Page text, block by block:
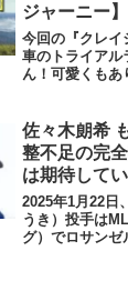
ジャーニー】
今回の『クレイ
車のトライアル
ん！可愛くもあ
気になりました
調べていきたい
佐々木朗希
整不足の完
は期待して
2025年1月22日
うき）投手は
グ）でロサンゼ